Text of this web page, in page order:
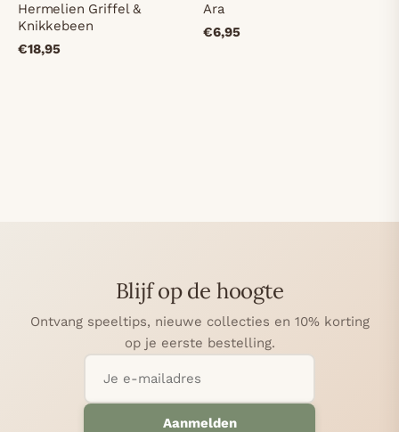
Hermelien Griffel &
Knikkebeen
€18,95
Ara
€6,95
Blijf op de hoogte
Ontvang speeltips, nieuwe collecties en 10% korting
op je eerste bestelling.
Aanmelden